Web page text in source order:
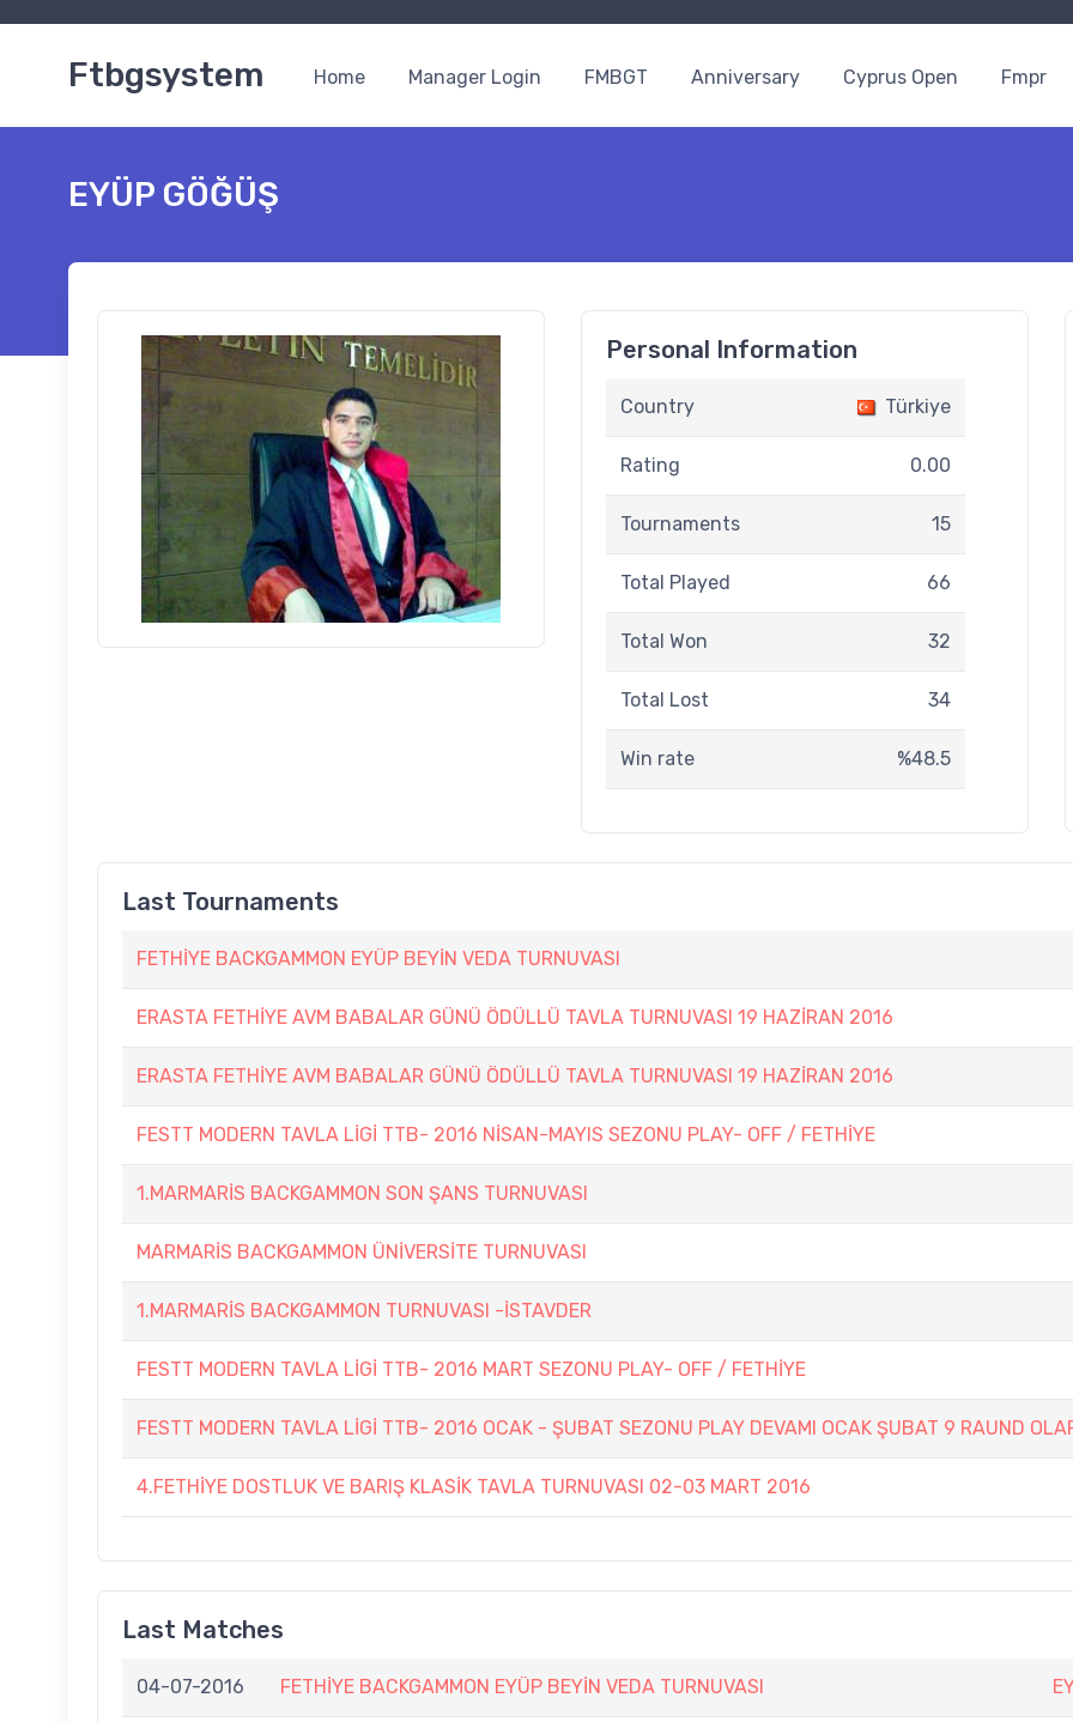
Ftbgsystem Home Manager Login FMBGT Anniversary Cyprus Open Fmpr
EYÜP GÖĞÜŞ
Personal Information
Country Türkiye
Rating 0.00
Tournaments 15
Total Played 66
Total Won 32
Total Lost 34
Win rate %48.5
Last Tournaments
FETHİYE BACKGAMMON EYÜP BEYİN VEDA TURNUVASI
ERASTA FETHİYE AVM BABALAR GÜNÜ ÖDÜLLÜ TAVLA TURNUVASI 19 HAZİRAN 2016
ERASTA FETHİYE AVM BABALAR GÜNÜ ÖDÜLLÜ TAVLA TURNUVASI 19 HAZİRAN 2016
FESTT MODERN TAVLA LİGİ TTB- 2016 NİSAN-MAYIS SEZONU PLAY- OFF / FETHİYE
1.MARMARİS BACKGAMMON SON ŞANS TURNUVASI
MARMARİS BACKGAMMON ÜNİVERSİTE TURNUVASI
1.MARMARİS BACKGAMMON TURNUVASI -İSTAVDER
FESTT MODERN TAVLA LİGİ TTB- 2016 MART SEZONU PLAY- OFF / FETHİYE
FESTT MODERN TAVLA LİGİ TTB- 2016 OCAK - ŞUBAT SEZONU PLAY DEVAMI OCAK ŞUBAT 9 RAUND
4.FETHİYE DOSTLUK VE BARIŞ KLASİK TAVLA TURNUVASI 02-03 MART 2016
Last Matches
04-07-2016 FETHİYE BACKGAMMON EYÜP BEYİN VEDA TURNUVASI